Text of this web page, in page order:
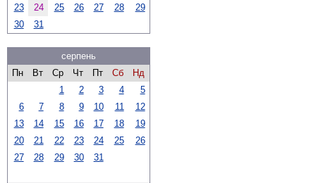
23
24 25 26 27 28
29
30
31
серпень
Пн
Вт Ср Чт Пт Сб
Нд
1
2 3 4
5
6
7 8 9 10 11
12
13
14 15 16 17 18
19
20
21 22 23 24 25
26
27
28 29 30 31